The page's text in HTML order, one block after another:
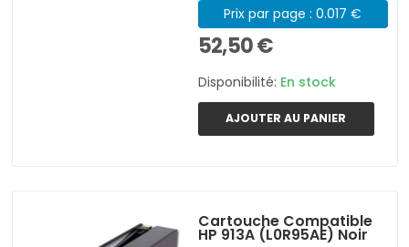
Prix par page : 0.017 €
52,50 €
Disponibilité: En stock
AJOUTER AU PANIER
Cartouche Compatible
HP 913A (L0R95AE) Noir